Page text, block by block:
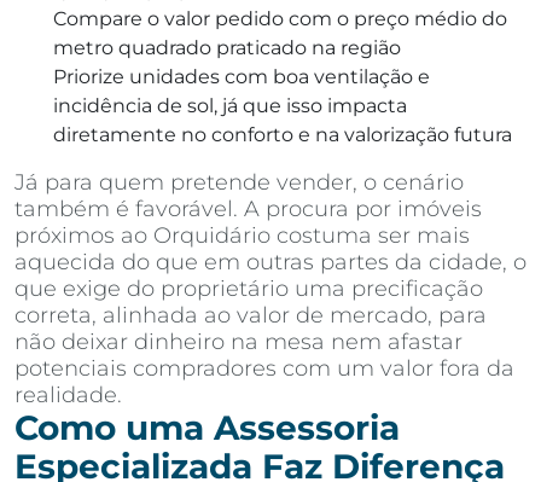
Compare o valor pedido com o preço médio do
metro quadrado praticado na região
Priorize unidades com boa ventilação e
incidência de sol, já que isso impacta
diretamente no conforto e na valorização futura
Já para quem pretende vender, o cenário
também é favorável. A procura por imóveis
próximos ao Orquidário costuma ser mais
aquecida do que em outras partes da cidade, o
que exige do proprietário uma precificação
correta, alinhada ao valor de mercado, para
não deixar dinheiro na mesa nem afastar
potenciais compradores com um valor fora da
realidade.
Como uma Assessoria
Especializada Faz Diferença